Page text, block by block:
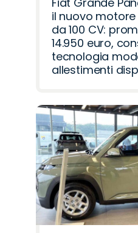
il nuovo
da 100 CV:
14.950 euro,
tecnologia
allestimenti